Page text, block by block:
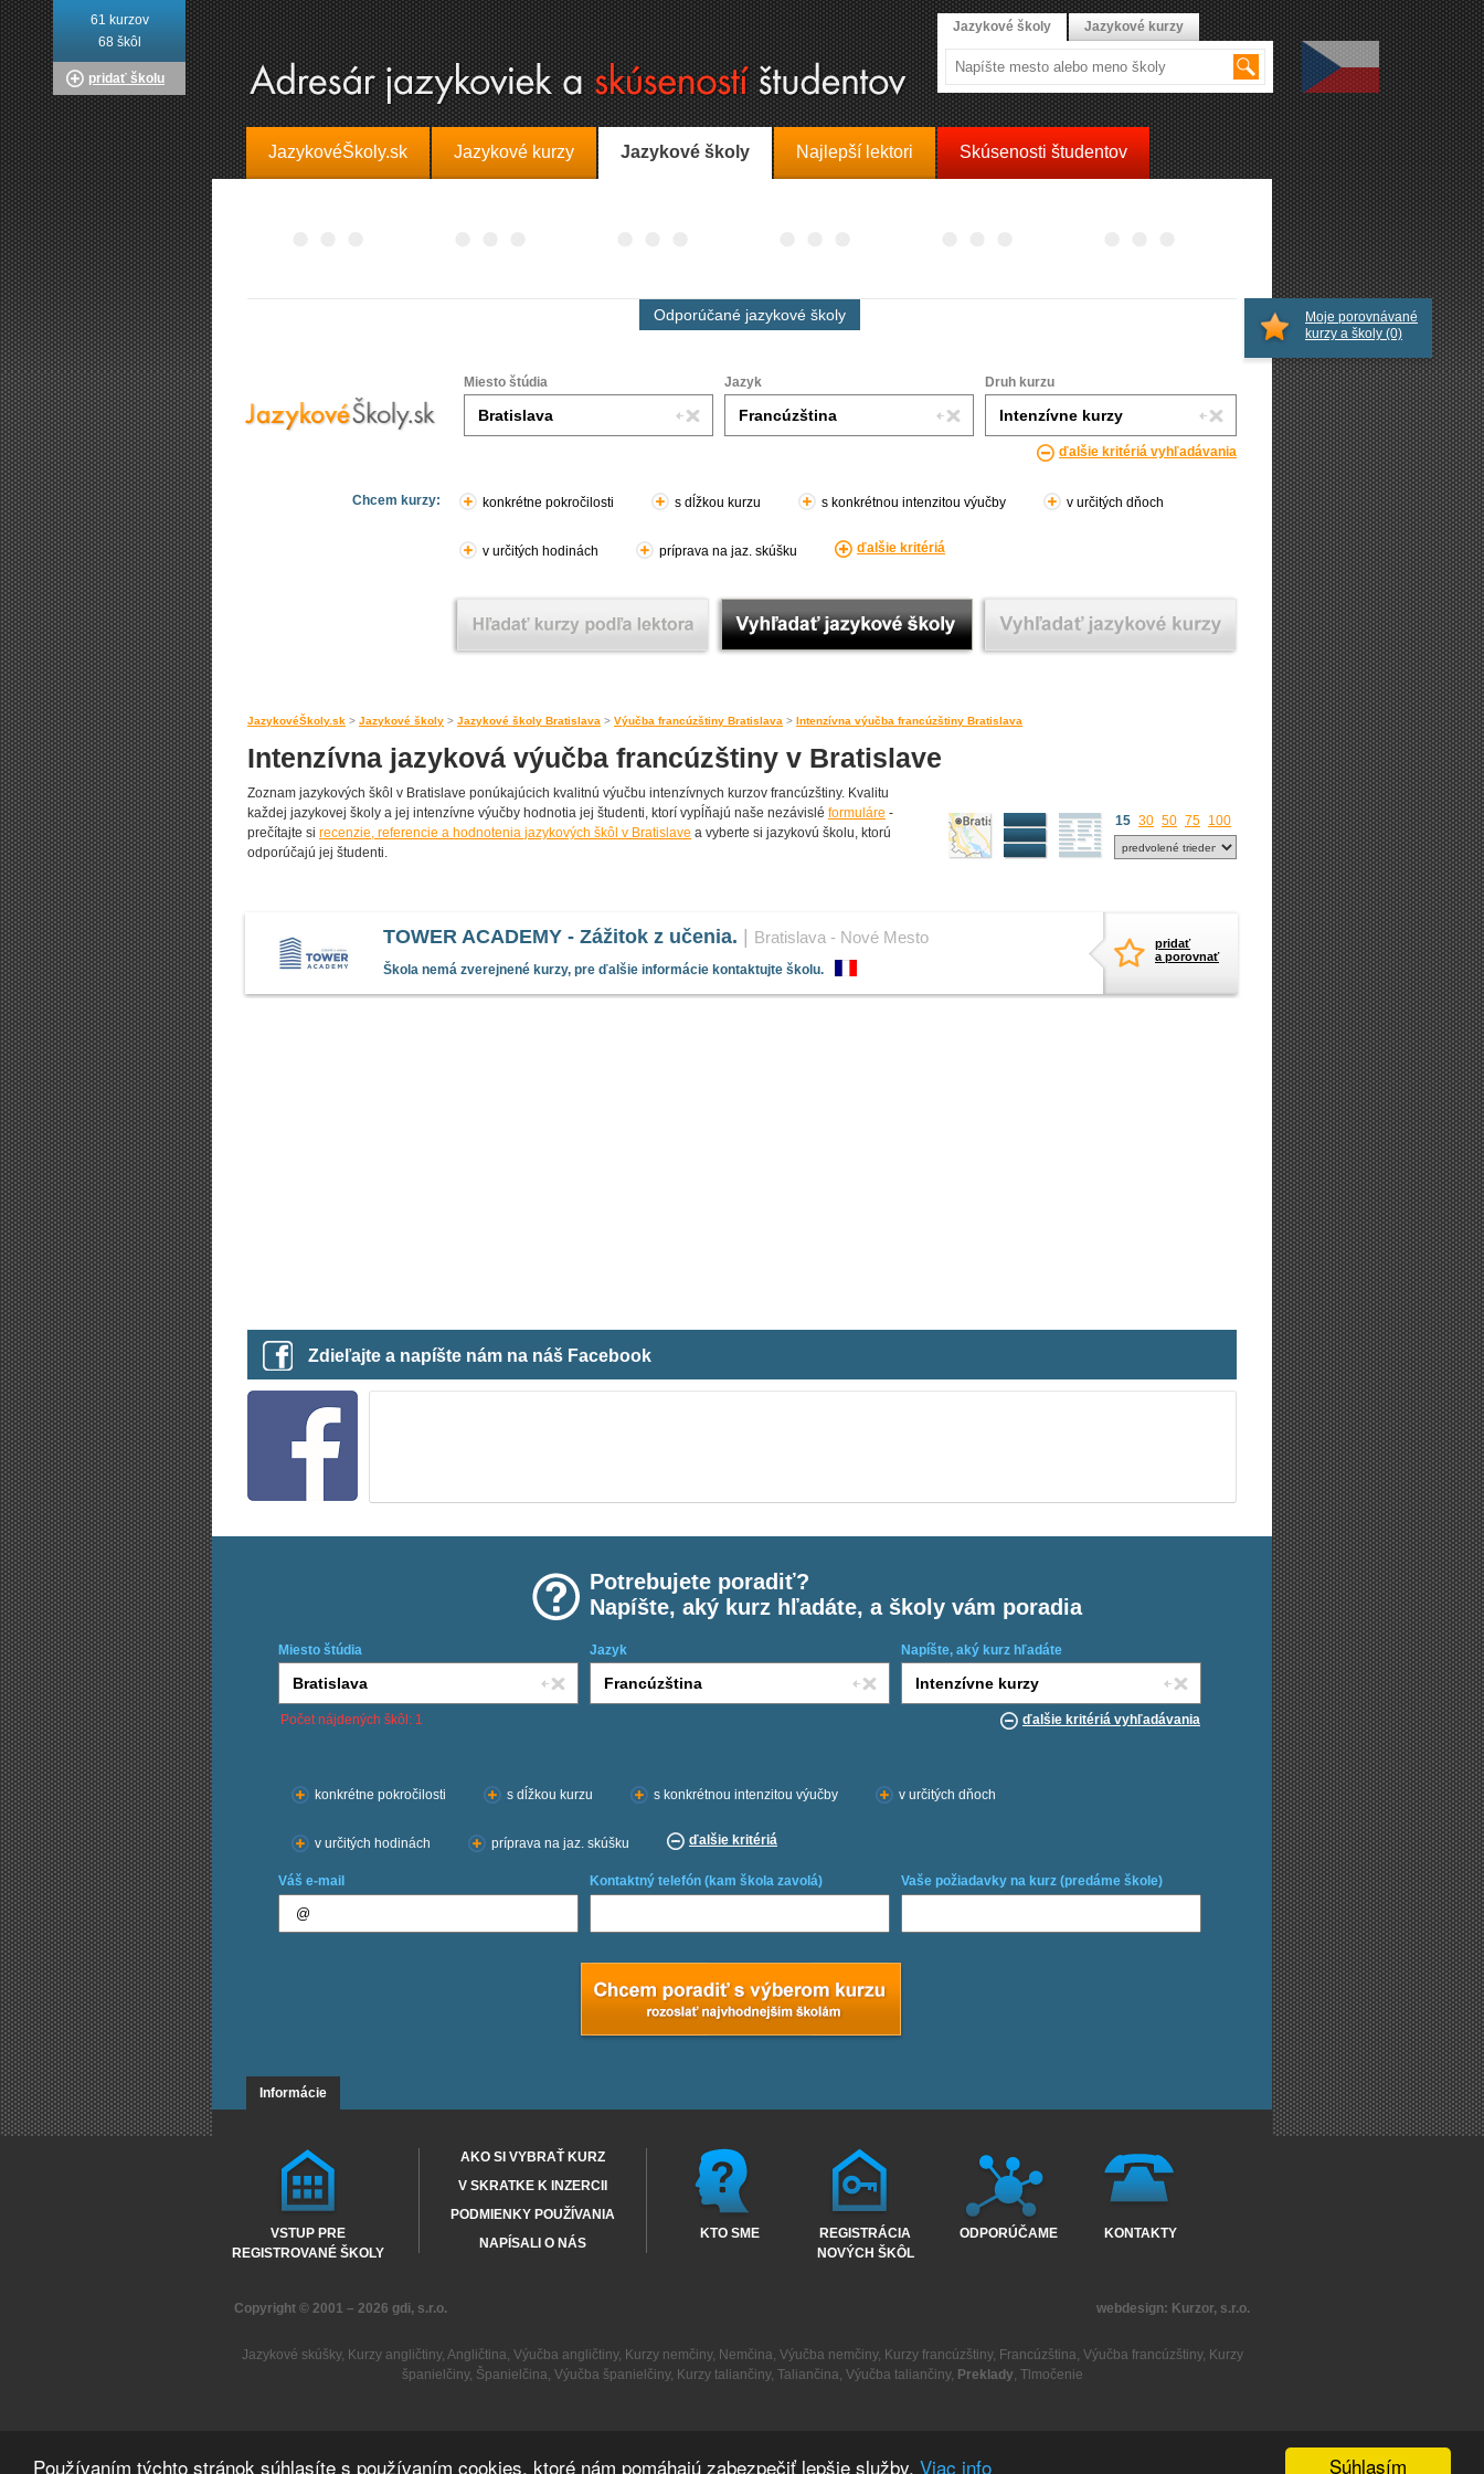
Súhlasím
Používaním týchto stránok súhlasíte s používaním cookies, ktoré nám pomáhajú zabezpečiť lepšie služby. Viac info
JazykovéŠkoly.sk Jazykové kurzy Jazykové školy Najlepší lektori Skúsenosti študentov
Odporúčané jazykové školy
Miesto štúdia Jazyk Druh kurzu
ďalšie kritériá vyhľadávania
Chcem kurzy: konkrétne pokročilosti s dĺžkou kurzu s konkrétnou intenzitou výučby v určitých dňoch
v určitých hodinách príprava na jaz. skúšku ďalšie kritériá
JazykovéŠkoly.sk > Jazykové školy > Jazykové školy Bratislava > Výučba francúzštiny Bratislava > Intenzívna výučba francúzštiny Bratislava
Intenzívna jazyková výučba francúzštiny v Bratislave
Zoznam jazykových škôl v Bratislave ponúkajúcich kvalitnú výučbu intenzívnych kurzov francúzštiny. Kvalitu
každej jazykovej školy a jej intenzívne výučby hodnotia jej študenti, ktorí vypĺňajú naše nezávislé formuláre -
prečítajte si recenzie, referencie a hodnotenia jazykových škôl v Bratislave a vyberte si jazykovú školu, ktorú
odporúčajú jej študenti.
15 30 50 75 100
pridať
a porovnať
TOWER ACADEMY - Zážitok z učenia. Bratislava - Nové Mesto
Škola nemá zverejnené kurzy, pre ďalšie informácie kontaktujte školu.
Zdieľajte a napíšte nám na náš Facebook
Potrebujete poradiť?
Napíšte, aký kurz hľadáte, a školy vám poradia
Miesto štúdia Jazyk Napíšte, aký kurz hľadáte
Počet nájdených škôl: 1 ďalšie kritériá vyhľadávania
konkrétne pokročilosti
s dĺžkou kurzu s konkrétnou intenzitou výučby v určitých dňoch
v určitých hodinách príprava na jaz. skúšku ďalšie kritériá
Váš e-mail Kontaktný telefón (kam škola zavolá) Vaše požiadavky na kurz (predáme škole)
Moje porovnávané
kurzy a školy (0)
61 kurzov
68 škôl
pridať školu
Jazykové školy Jazykové kurzy
Informácie
VSTUP PRE
REGISTROVANÉ ŠKOLY
AKO SI VYBRAŤ KURZ
V SKRATKE K INZERCII
PODMIENKY POUŽÍVANIA
NAPÍSALI O NÁS
KTO SME
REGISTRÁCIA
NOVÝCH ŠKÔL
ODPORÚČAME KONTAKTY
Copyright © 2001 – 2026 gdi, s.r.o. webdesign: Kurzor, s.r.o.
Jazykové skúšky, Kurzy angličtiny, Angličtina, Výučba angličtiny, Kurzy nemčiny, Nemčina, Výučba nemčiny, Kurzy francúzštiny, Francúzština, Výučba francúzštiny, Kurzy
španielčiny, Španielčina, Výučba španielčiny, Kurzy taliančiny, Taliančina, Výučba taliančiny, Preklady, Tlmočenie